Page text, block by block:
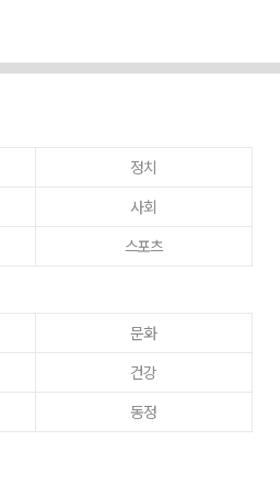
정치
사회
스포츠
문화
건강
동정